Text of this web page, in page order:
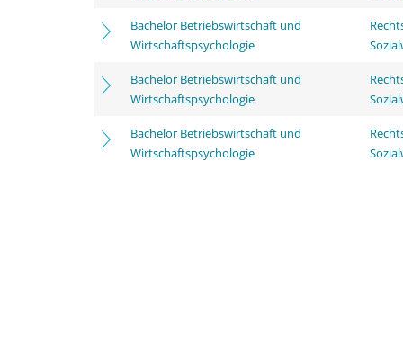
Bachelor Betriebswirtschaft und
Wirtschaftspsychologie
Bachelor Betriebswirtschaft und
Wirtschaftspsychologie
Bachelor Betriebswirtschaft und
Wirtschaftspsychologie